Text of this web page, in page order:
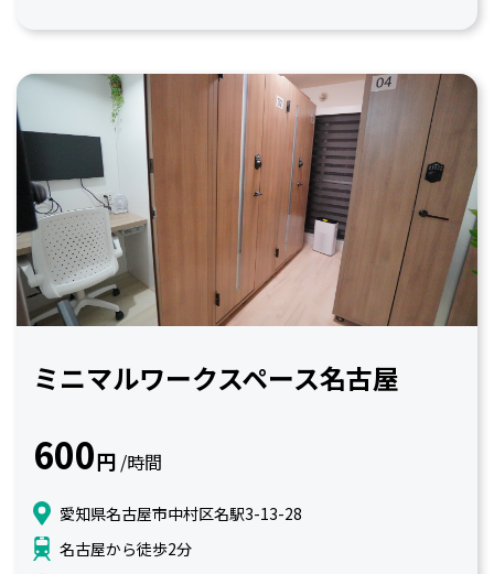
ミニマルワークスペース名古屋
600円 /時間
愛知県名古屋市中村区名駅3-13-28
名古屋から徒歩2分